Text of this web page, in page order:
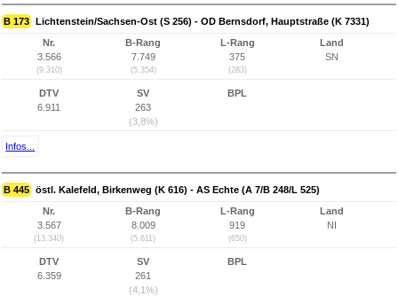
B 173 Lichtenstein/Sachsen-Ost (S 256) - OD Bernsdorf, Hauptstraße (K 7331)
Nr.
3.566
(9.310)
B-Rang
7.749
(5.354)
L-Rang
375
(283)
Land
SN
DTV
6.911
SV
263
(3,8%)
BPL
Infos...
B 445 östl. Kalefeld, Birkenweg (K 616) - AS Echte (A 7/B 248/L 525)
Nr.
3.567
(13.340)
B-Rang
8.009
(5.611)
L-Rang
919
(650)
Land
NI
DTV
6.359
SV
261
(4,1%)
BPL